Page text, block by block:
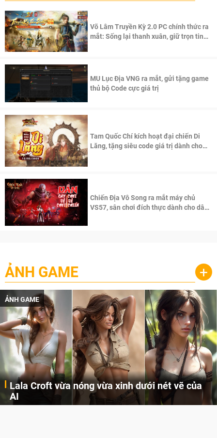
Võ Lâm Truyền Kỳ 2.0 PC chính thức ra
mắt: Sống lại thanh xuân, giữ trọn tinh
MU Lục Địa VNG ra mắt, gửi tặng game
thủ bộ Code cực giá trị
Tam Quốc Chí kích hoạt đại chiến Di
Lăng, tặng siêu code giá trị dành cho
Chiến Địa Vô Song ra mắt máy chủ
VS57, sân chơi đích thực dành cho dân
ẢNH GAME +
ẢNH GAME
Lala Croft vừa nóng vừa xinh dưới nét vẽ của
AI